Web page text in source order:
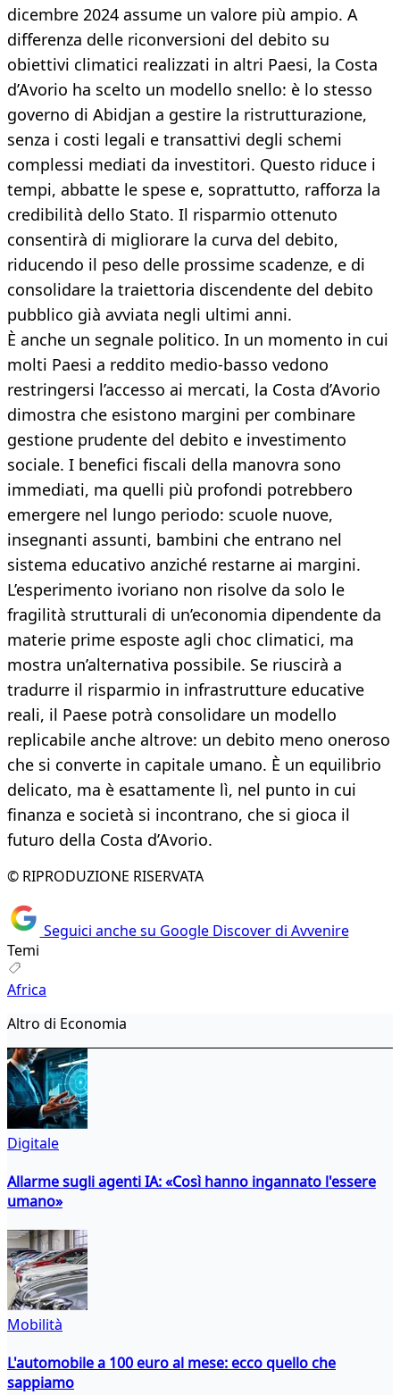
dicembre 2024 assume un valore più ampio. A
differenza delle riconversioni del debito su
obiettivi climatici realizzati in altri Paesi, la Costa
d’Avorio ha scelto un modello snello: è lo stesso
governo di Abidjan a gestire la ristrutturazione,
senza i costi legali e transattivi degli schemi
complessi mediati da investitori. Questo riduce i
tempi, abbatte le spese e, soprattutto, rafforza la
credibilità dello Stato. Il risparmio ottenuto
consentirà di migliorare la curva del debito,
riducendo il peso delle prossime scadenze, e di
consolidare la traiettoria discendente del debito
pubblico già avviata negli ultimi anni.
È anche un segnale politico. In un momento in cui
molti Paesi a reddito medio-basso vedono
restringersi l’accesso ai mercati, la Costa d’Avorio
dimostra che esistono margini per combinare
gestione prudente del debito e investimento
sociale. I benefici fiscali della manovra sono
immediati, ma quelli più profondi potrebbero
emergere nel lungo periodo: scuole nuove,
insegnanti assunti, bambini che entrano nel
sistema educativo anziché restarne ai margini.
L’esperimento ivoriano non risolve da solo le
fragilità strutturali di un’economia dipendente da
materie prime esposte agli choc climatici, ma
mostra un’alternativa possibile. Se riuscirà a
tradurre il risparmio in infrastrutture educative
reali, il Paese potrà consolidare un modello
replicabile anche altrove: un debito meno oneroso
che si converte in capitale umano. È un equilibrio
delicato, ma è esattamente lì, nel punto in cui
finanza e società si incontrano, che si gioca il
futuro della Costa d’Avorio.
© RIPRODUZIONE RISERVATA
Seguici anche su Google Discover di Avvenire
Temi
Africa
Altro di Economia
Digitale
Allarme sugli agenti IA: «Così hanno ingannato l'essere
umano»
Mobilità
L'automobile a 100 euro al mese: ecco quello che
sappiamo